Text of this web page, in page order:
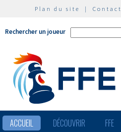
Plan du site | Contact
Rechercher un joueur
ACCUEIL DÉCOUVRIR FFE